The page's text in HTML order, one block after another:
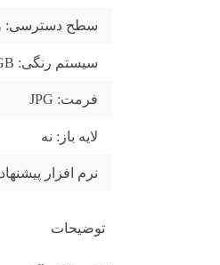
سطح دسترسی:
سیستم رنگی:
فرمت:
لایه باز: نه
نرم افزار
توضیحات